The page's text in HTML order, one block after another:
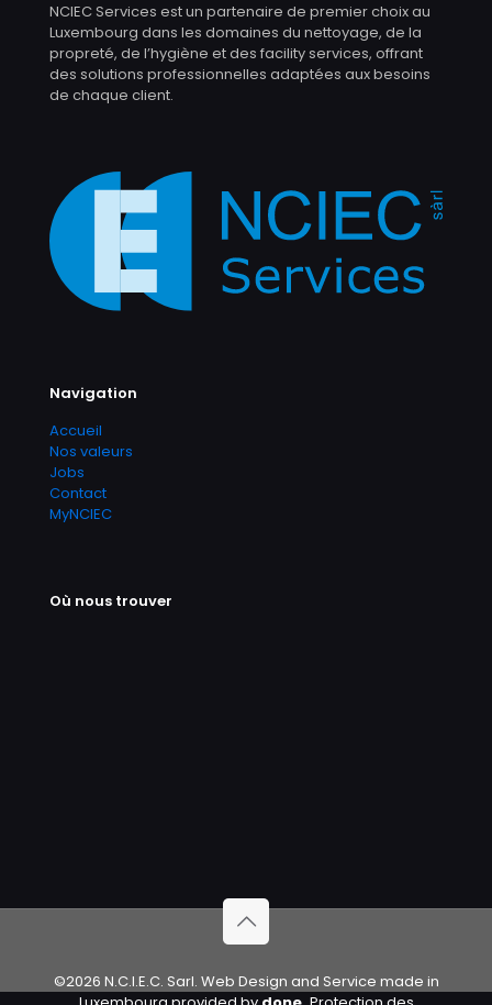
NCIEC Services est un partenaire de premier choix au
Luxembourg dans les domaines du nettoyage, de la
propreté, de l’hygiène et des facility services, offrant
des solutions professionnelles adaptées aux besoins
de chaque client.
Navigation
Accueil
Nos valeurs
Jobs
Contact
MyNCIEC
Où nous trouver
©2026 N.C.I.E.C. Sarl. Web Design and Service made in